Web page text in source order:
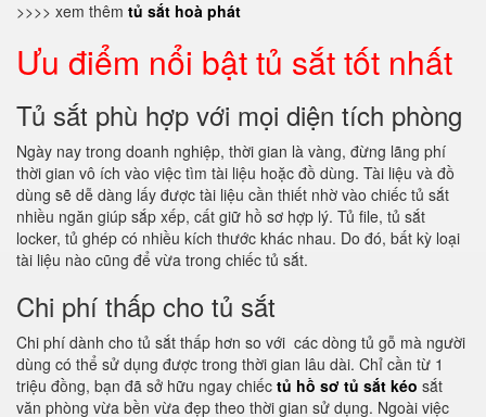
>>>> xem thêm tủ sắt hoà phát
Ưu điểm nổi bật tủ sắt tốt nhất
Tủ sắt phù hợp với mọi diện tích phòng
Ngày nay trong doanh nghiệp, thời gian là vàng, đừng lãng phí
thời gian vô ích vào việc tìm tài liệu hoặc đồ dùng. Tài liệu và đồ
dùng sẽ dễ dàng lấy được tài liệu cần thiết nhờ vào chiếc tủ sắt
nhiều ngăn giúp sắp xếp, cất giữ hồ sơ hợp lý. Tủ file, tủ sắt
locker, tủ ghép có nhiều kích thước khác nhau. Do đó, bất kỳ loại
tài liệu nào cũng để vừa trong chiếc tủ sắt.
Chi phí thấp cho tủ sắt
Chi phí dành cho tủ sắt thấp hơn so với các dòng tủ gỗ mà người
dùng có thể sử dụng được trong thời gian lâu dài. Chỉ cần từ 1
triệu đồng, bạn đã sở hữu ngay chiếc tủ hồ sơ tủ sắt kéo sắt
văn phòng vừa bền vừa đẹp theo thời gian sử dụng. Ngoài việc